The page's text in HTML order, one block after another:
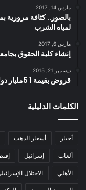
مارس 14, 2017
بالصور.. كثافة
لمياه الشرب
مارس 6, 2017
إنشاء كلية الحقوق
ديسمبر 21, 2015
قروض بقيمة 1 5مليار دولار لتنمية سيناء
الكلمات الدليلية
أخبار أسعار الذهب
ألعاب إسرائيل
الأهلي الاحتلال